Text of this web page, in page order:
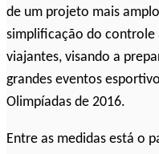
de um projeto mais
simplificação do controle
viajantes, visando a
grandes eventos
Olimpíadas de 2016.
Entre as medidas está o